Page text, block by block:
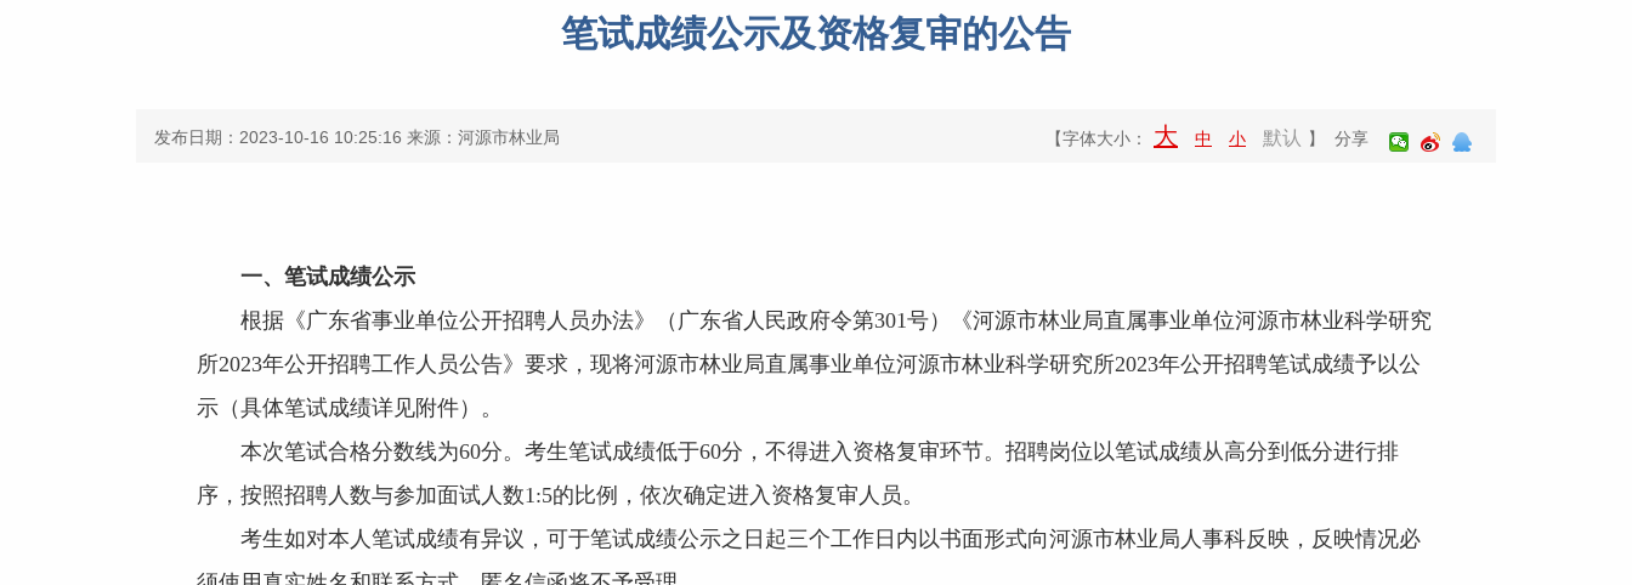
笔试成绩公示及资格复审的公告
发布日期：2023-10-16 10:25:16 来源：河源市林业局 【字体大小： 大 中 小 默认 】 分享
一、笔试成绩公示
根据《广东省事业单位公开招聘人员办法》（广东省人民政府令第301号）《河源市林业局直属事业单位河源市林业科学研究
所2023年公开招聘工作人员公告》要求，现将河源市林业局直属事业单位河源市林业科学研究所2023年公开招聘笔试成绩予以公
示（具体笔试成绩详见附件）。
本次笔试合格分数线为60分。考生笔试成绩低于60分，不得进入资格复审环节。招聘岗位以笔试成绩从高分到低分进行排
序，按照招聘人数与参加面试人数1:5的比例，依次确定进入资格复审人员。
考生如对本人笔试成绩有异议，可于笔试成绩公示之日起三个工作日内以书面形式向河源市林业局人事科反映，反映情况必